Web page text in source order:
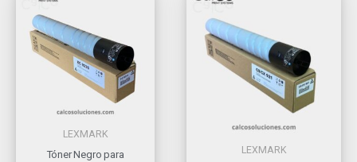
LEXMARK
Tóner Negro para
LEXMARK